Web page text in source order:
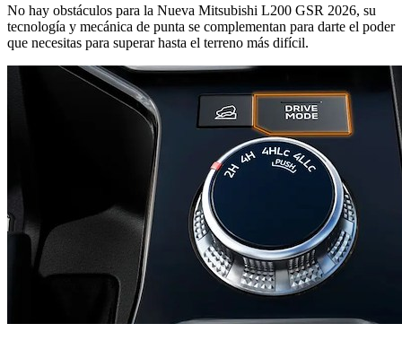
No hay obstáculos para la Nueva Mitsubishi L200 GSR 2026, su
tecnología y mecánica de punta se complementan para darte el poder
que necesitas para superar hasta el terreno más difícil.